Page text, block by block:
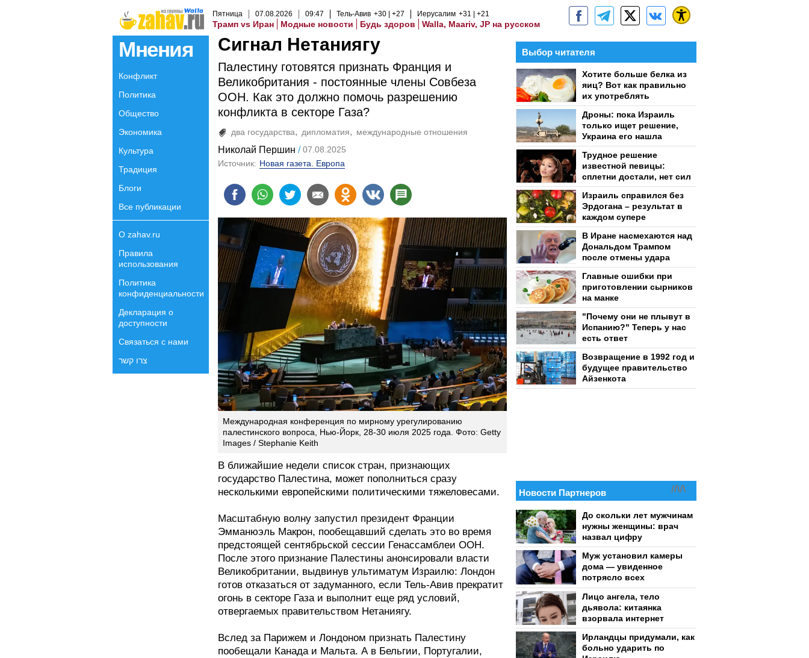
Пятница 07.08.2026 09:47 Тель-Авив +30 +27 Иерусалим +31 +21
Трамп vs Иран Модные новости Будь здоров Walla, Maariv, JP на русском
Мнения
Конфликт
Политика
Общество
Экономика
Культура
Традиция
Блоги
Все публикации
О zahav.ru
Правила
использования
Политика
конфиденциальности
Декларация о
доступности
Связаться с нами
צרו קשר
Сигнал Нетаниягу
Палестину готовятся признать Франция и
Великобритания - постоянные члены Совбеза
ООН. Как это должно помочь разрешению
конфликта в секторе Газа?
два государства дипломатия международные отношения
Николай Першин
07.08.2025
Источник: Новая газета. Европа
Международная конференция по мирному урегулированию
палестинского вопроса, Нью-Йорк, 28-30 июля 2025 года. Фото: Getty
Images / Stephanie Keith
В ближайшие недели список стран, признающих
государство Палестина, может пополниться сразу
несколькими европейскими политическими тяжеловесами.
Масштабную волну запустил президент Франции
Эмманюэль Макрон, пообещавший сделать это во время
предстоящей сентябрьской сессии Генассамблеи ООН.
После этого признание Палестины анонсировали власти
Великобритании, выдвинув ультиматум Израилю: Лондон
готов отказаться от задуманного, если Тель-Авив прекратит
огонь в секторе Газа и выполнит еще ряд условий,
отвергаемых правительством Нетаниягу.
Вслед за Парижем и Лондоном признать Палестину
пообещали Канада и Мальта. А в Бельгии, Португалии,
Выбор читателя
Хотите больше белка из
яиц? Вот как правильно
их употреблять
Дроны: пока Израиль
только ищет решение,
Украина его нашла
Трудное решение
известной певицы:
сплетни достали, нет сил
Израиль справился без
Эрдогана – результат в
каждом супере
В Иране насмехаются над
Дональдом Трампом
после отмены удара
Главные ошибки при
приготовлении сырников
на манке
"Почему они не плывут в
Испанию?" Теперь у нас
есть ответ
Возвращение в 1992 год и
будущее правительство
Айзенкота